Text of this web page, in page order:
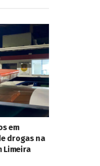
em
drogas na
Limeira